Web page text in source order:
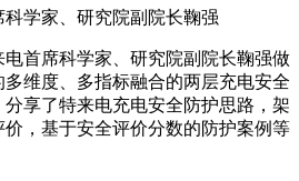
科学家、研究院副院长鞠强
首席科学家、研究院副院长鞠强做
维度、多指标融合的两层充电安全
享了特来电充电安全防护思路，架
，基于安全评价分数的防护案例等